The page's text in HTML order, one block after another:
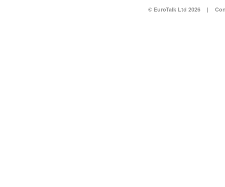
© EuroTalk Ltd 2026 |